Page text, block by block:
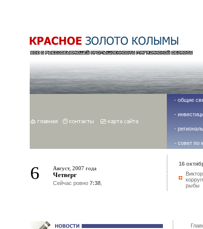
- общие
-
-
- совет по
6 Август, 2007 года
Четверг
Сейчас ровно 7:38
16
рыбы